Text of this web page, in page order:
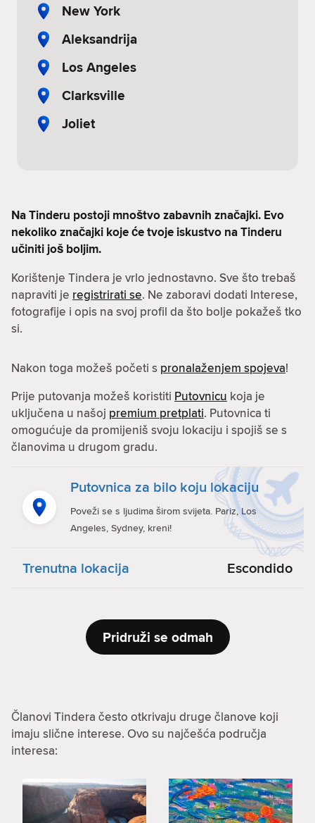
New York
Aleksandrija
Los Angeles
Clarksville
Joliet
Na Tinderu postoji mnoštvo zabavnih značajki. Evo
nekoliko značajki koje će tvoje iskustvo na Tinderu
učiniti još boljim.
Korištenje Tindera je vrlo jednostavno. Sve što trebaš
napraviti je registrirati se. Ne zaboravi dodati Interese,
fotografije i opis na svoj profil da što bolje pokažeš tko
si.
Nakon toga možeš početi s pronalaženjem spojeva!
Prije putovanja možeš koristiti Putovnicu koja je
uključena u našoj premium pretplati. Putovnica ti
omogućuje da promijeniš svoju lokaciju i spojiš se s
članovima u drugom gradu.
Putovnica za bilo koju lokaciju
Poveži se s ljudima širom svijeta. Pariz, Los
Angeles, Sydney, kreni!
Trenutna lokacija Escondido
Pridruži se odmah
Članovi Tindera često otkrivaju druge članove koji
imaju slične interese. Ovo su najčešća područja
interesa: